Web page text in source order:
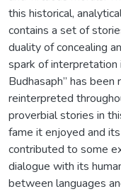
this historical,
contains a set of
duality of concealing
spark of interpretation
Budhasaph” has
reinterpreted
proverbial stories in
fame it enjoyed and
contributed to some
dialogue with its
between languages